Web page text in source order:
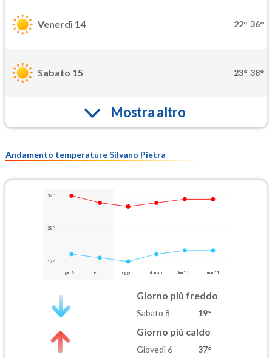
Venerdì 14 22° 36°
Sabato 15 23° 38°
Mostra altro
Andamento temperature Silvano Pietra
37°
28°
19°
gio 6 ieri oggi domani lun 10 mar 11
Giorno più freddo
Sabato 8 19°
Giorno più caldo
Giovedì 6 37°